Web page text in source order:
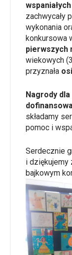
zachwycały
wykonania
konkursowa
pierwszych
wiekowych
przyznała
Nagrody
składamy
pomoc i
Serdecznie
i dziękujemy
bajkowym